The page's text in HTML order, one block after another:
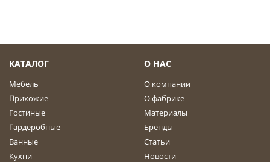
КАТАЛОГ
Мебель
Прихожие
Гостиные
Гардеробные
Ванные
Кухни
О НАС
О компании
О фабрике
Материалы
Бренды
Статьи
Новости